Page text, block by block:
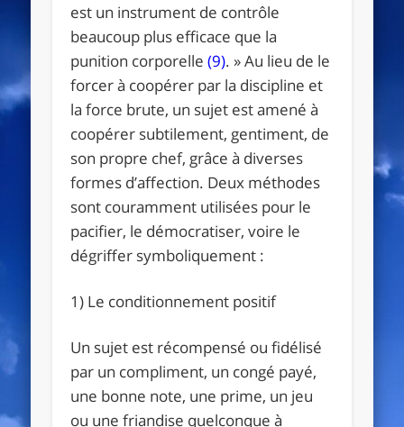
est un instrument de contrôle
beaucoup plus efficace que la
punition corporelle (9). » Au lieu de le
forcer à coopérer par la discipline et
la force brute, un sujet est amené à
coopérer subtilement, gentiment, de
son propre chef, grâce à diverses
formes d’affection. Deux méthodes
sont couramment utilisées pour le
pacifier, le démocratiser, voire le
dégriffer symboliquement :
1) Le conditionnement positif
Un sujet est récompensé ou fidélisé
par un compliment, un congé payé,
une bonne note, une prime, un jeu
ou une friandise quelconque à